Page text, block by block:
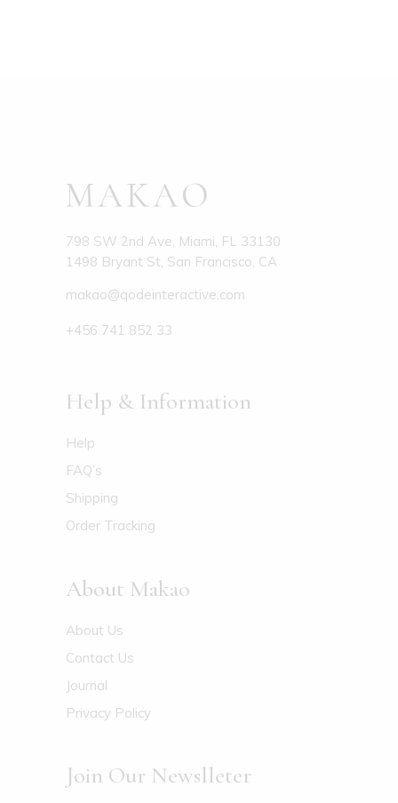
798 SW 2nd Ave, Miami, FL 33130
1498 Bryant St, San Francisco, CA
makao@qodeinteractive.com
+456 741 852 33
Help & Information
Help
FAQ’s
Shipping
Order Tracking
About Makao
About Us
Contact Us
Journal
Privacy Policy
Join Our Newslleter